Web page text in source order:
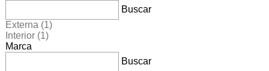
Buscar
Externa (1)
Interior (1)
Marca
Buscar